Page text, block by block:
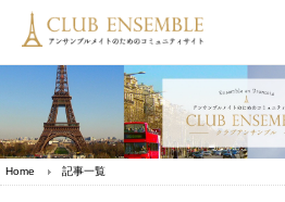
Home 記事一覧